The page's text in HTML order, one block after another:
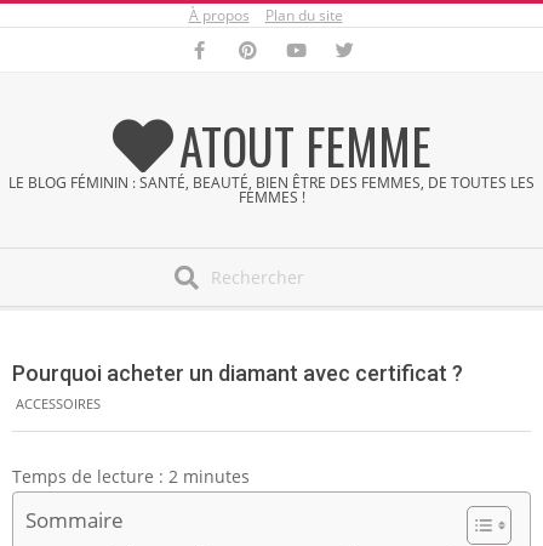
À propos Plan du site
ATOUT FEMME
LE BLOG FÉMININ : SANTÉ, BEAUTÉ, BIEN ÊTRE DES FEMMES, DE TOUTES LES
FEMMES !
Menu
Pourquoi acheter un diamant avec certificat ?
ACCESSOIRES
Temps de lecture : 2 minutes
Sommaire